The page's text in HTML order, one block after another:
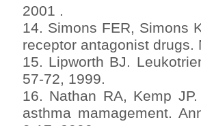
2001 .
14. Simons FER, Simons
receptor antagonist
15. Lipworth BJ.
57-72, 1999.
16. Nathan RA, Kemp
asthma mamagement.